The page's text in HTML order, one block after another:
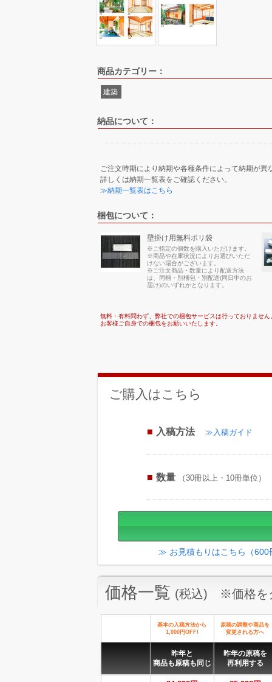
商品カテゴリー：
建築
納品について：
ご注文時期により納期や各種条件によって納期が異
詳しくは納期一覧表をご確認ください。
≫納期一覧表はこちら
梱包について：
壁掛け用無料ポリ袋
※ご指定の個数を購入いただけます。
※商品や在庫状況によりお選びいただ
けない場合がございます。
※ご注文商品・数量により配送方法
は、同梱・別梱包・別配送(同日中のお
届け)のいずれかとなります。
無料・有料問わず、弊社での梱包サービスは行っておりません
お客様ご自身での梱包をお願いいたします。
ご購入はこちら
入稿方法 ≫入稿ガイド
数量 （30冊以上・10冊単位）
≫ お見積もりはこちら（600
価格一覧 (税込) ※価格を
基本の入稿方法から
1,000円OFF!
原稿の調整や商品を
変更される方へ
昨年と
商品も原稿も同じ
昨年の原稿を
再利用する